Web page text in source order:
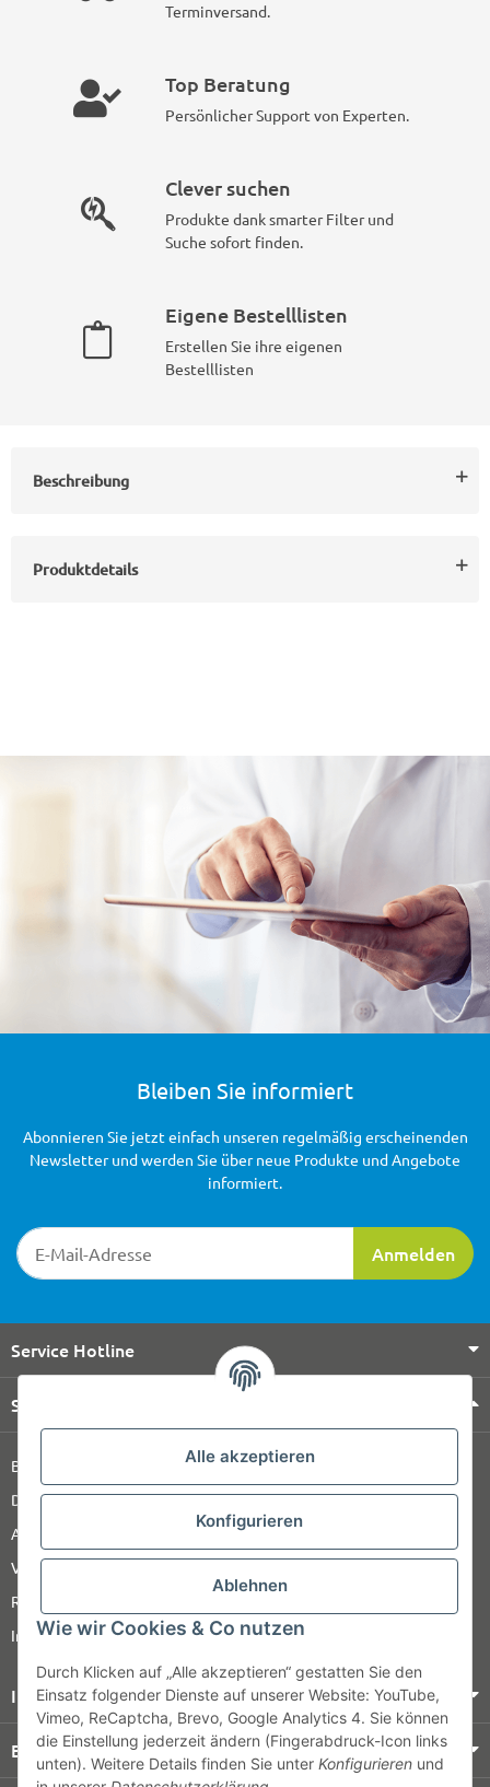
Alle akzeptieren
Konfigurieren
Ablehnen
Wie wir Cookies & Co nutzen
Durch Klicken auf „Alle akzeptieren“ gestatten Sie den
Einsatz folgender Dienste auf unserer Website: YouTube,
Vimeo, ReCaptcha, Brevo, Google Analytics 4. Sie können
die Einstellung jederzeit ändern (Fingerabdruck-Icon links
unten). Weitere Details finden Sie unter Konfigurieren und
Terminversand.
Top Beratung
Persönlicher Support von Experten.
Clever suchen
Produkte dank smarter Filter und
Suche sofort finden.
Eigene Bestelllisten
Erstellen Sie ihre eigenen
Bestelllisten
Beschreibung
Produktdetails
Bleiben Sie informiert
Newsletter-Registrierung
Anmelden
Abonnieren Sie jetzt einfach unseren regelmäßig erscheinenden
Newsletter und werden Sie über neue Produkte und Angebote
informiert.
Service Hotline
Shop Service
Barrierefreiheitserklärung
Datenschutz
AGB
Versandinformationen
Retour
Impressum
Informationen
Bezahlung & Versand